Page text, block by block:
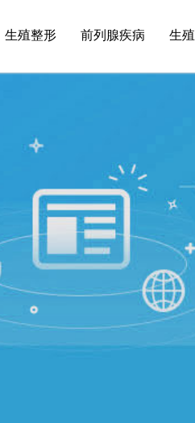
生殖整形 前列腺疾病 生